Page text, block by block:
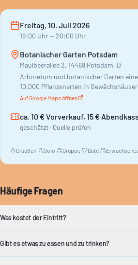
Freitag, 10. Juli 2026
16:00 Uhr— 20:00 Uhr
Botanischer Garten Potsdam
Maulbeerallee 2, 14469 Potsdam, D
Arboretum und botanischer Garten
10.000 Pflanzenarten in
Auf Google Maps öffnen
ca. 10 € Vorverkauf, 15 €
geschätzt · Quelle prüfen
Draußen· Solo· Gruppe· Date·
Häufige Fragen
Was kostet der Eintritt?
Gibt es etwas zu essen und zu trinken?